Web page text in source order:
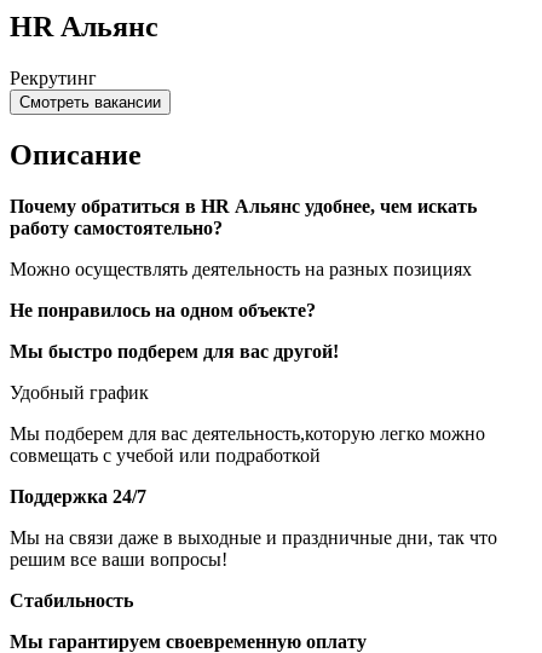
HR Альянс
Рекрутинг
Смотреть вакансии
Описание
Почему обратиться в HR Альянс удобнее, чем искать
работу самостоятельно?
Можно осуществлять деятельность на разных позициях
Не понравилось на одном объекте?
Мы быстро подберем для вас другой!
Удобный график
Мы подберем для вас деятельность,которую легко можно
совмещать с учебой или подработкой
Поддержка 24/7
Мы на связи даже в выходные и праздничные дни, так что
решим все ваши вопросы!
Стабильность
Мы гарантируем своевременную оплату